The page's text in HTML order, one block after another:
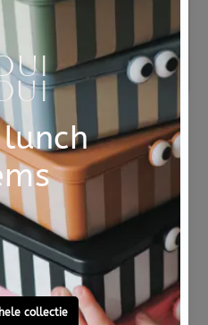
JELLYCAT
Jellycat gift bag medium
€ 1,95
Sold Out
knuffeldoekje
naar toe
onweerstaanbaar zacht,